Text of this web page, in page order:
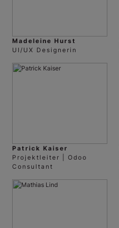
Madeleine Hurst
UI/UX Designerin
Patrick Kaiser
Projektleiter | Odoo
Consultant